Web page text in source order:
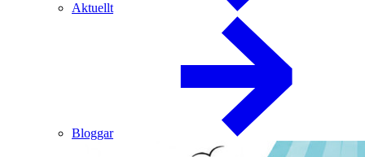
Aktuellt
Bloggar